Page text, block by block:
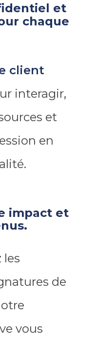
et
chaque
client
interagir,
et
en
impact et
les
de
vous